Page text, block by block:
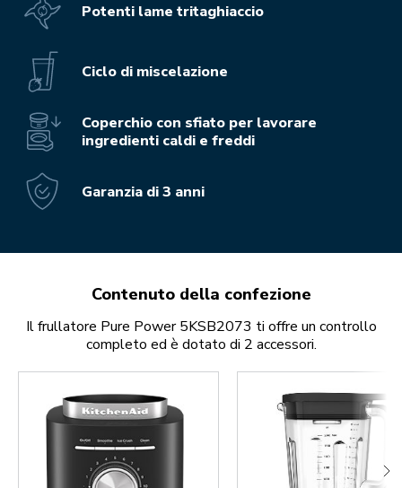
Potenti lame tritaghiaccio
Ciclo di miscelazione
Coperchio con sfiato per lavorare
ingredienti caldi e freddi
Garanzia di 3 anni
Contenuto della confezione
Il frullatore Pure Power 5KSB2073 ti offre un controllo
completo ed è dotato di 2 accessori.